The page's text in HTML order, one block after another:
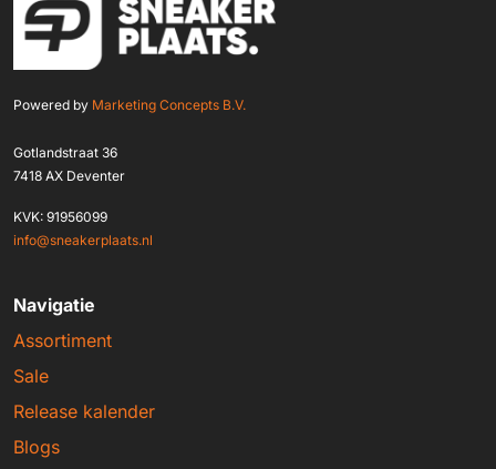
Powered by Marketing Concepts B.V.
Gotlandstraat 36
7418 AX Deventer
KVK: 91956099
info@sneakerplaats.nl
Navigatie
Assortiment
Sale
Release kalender
Blogs